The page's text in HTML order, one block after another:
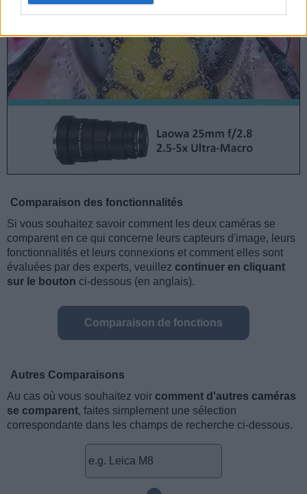
Comparaison des fonctionnalités
Si vous souhaitez savoir comment les deux caméras se
comparent en ce qui concerne leurs capteurs d'image, leurs
fonctionnalités et leurs connexions et comment elles sont
évaluées par des experts, veuillez continuer en cliquant
sur le bouton ci-dessous (en anglais).
Comparaison de fonctions
Autres Comparaisons
Au cas où vous souhaitez voir comment d'autres caméras
se comparent, faites simplement une sélection
correspondante dans les champs de recherche ci-dessous.